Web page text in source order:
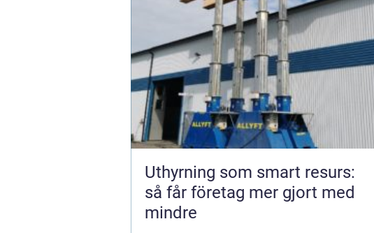
Uthyrning som smart resurs:
så får företag mer gjort med
mindre